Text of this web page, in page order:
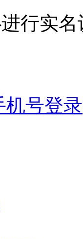
行实名
机号登录